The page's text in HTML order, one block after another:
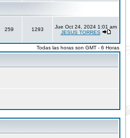
259 1293
Jue Oct 24, 2024 1:01 am
JESUS TORRES
Todas las horas son GMT - 6 Horas